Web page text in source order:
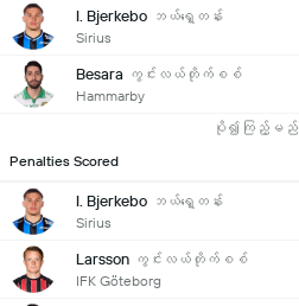
I. Bjerkebo ဘယ်ရှေ့တန်း
Sirius
Besara ကွင်းလယ်တိုက်စစ်
Hammarby
ပို၍ကြည့်မည်
Penalties Scored
I. Bjerkebo ဘယ်ရှေ့တန်း
Sirius
Larsson ကွင်းလယ်တိုက်စစ်
IFK Göteborg